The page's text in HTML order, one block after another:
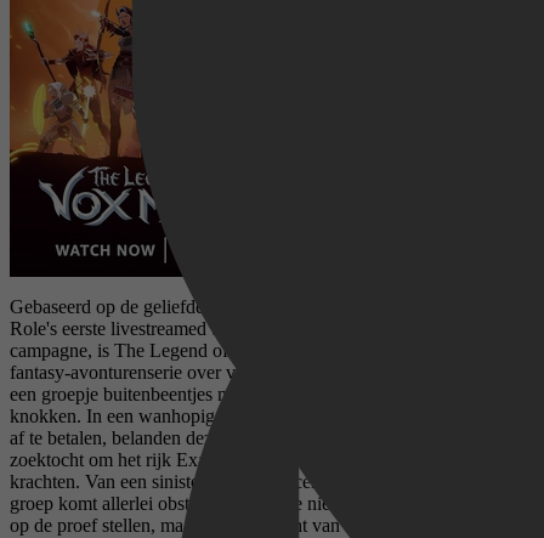
Gebaseerd op de geliefde personages en avonturen van Critical
Role's eerste livestreamed tabletop role-playing game (RPG)
campagne, is The Legend of Vox Machina een geanimeerde
fantasy-avonturenserie over volwassenen die Vox Machina volgen,
een groepje buitenbeentjes met een voorliefde voor zuipen en
knokken. In een wanhopige poging om hun oplopende barrekening
af te betalen, belanden deze onwaarschijnlijke helden op een
zoektocht om het rijk Exandria te redden van duistere magische
krachten. Van een sinistere necromancer tot een krachtige vloek, de
groep komt allerlei obstakels tegen die niet alleen hun vaardigheden
op de proef stellen, maar ook de kracht van hun band.